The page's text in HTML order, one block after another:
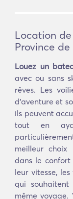
Location
Province de
Louez un
avec ou sans
rêves. Les
d'aventure et
ils peuvent
tout en
meilleur choix
dans le
leur vitesse,
qui
même voyage.